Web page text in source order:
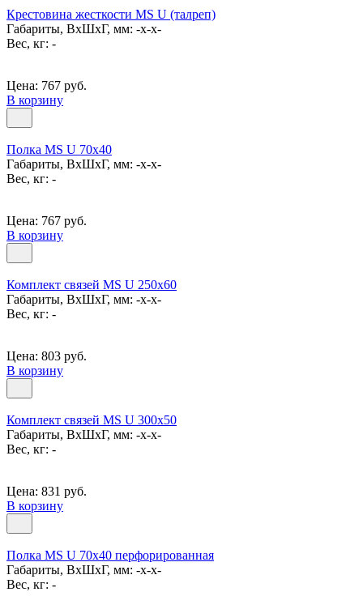
Крестовина жесткости MS U (талреп)
Габариты, ВxШxГ, мм: -x-x-
Вес, кг: -
Цена: 767 руб.
В корзину
Полка MS U 70х40
Габариты, ВxШxГ, мм: -x-x-
Вес, кг: -
Цена: 767 руб.
В корзину
Комплект связей MS U 250x60
Габариты, ВxШxГ, мм: -x-x-
Вес, кг: -
Цена: 803 руб.
В корзину
Комплект связей MS U 300x50
Габариты, ВxШxГ, мм: -x-x-
Вес, кг: -
Цена: 831 руб.
В корзину
Полка MS U 70х40 перфорированная
Габариты, ВxШxГ, мм: -x-x-
Вес, кг: -